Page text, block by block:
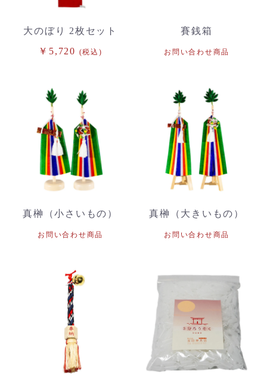
大のぼり 2枚セット
￥5,720 (税込)
賽銭箱
お問い合わせ商品
真榊（小さいもの）
お問い合わせ商品
真榊（大きいもの）
お問い合わせ商品